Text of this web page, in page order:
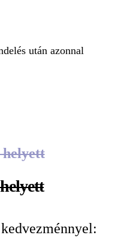
után azonnal
helyett